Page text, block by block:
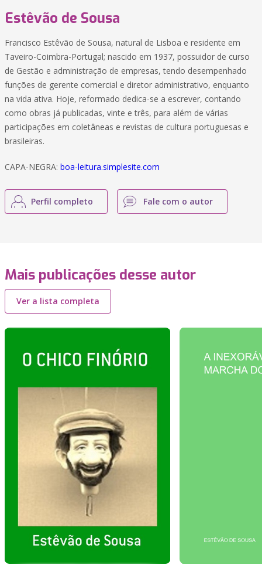
Estêvão de Sousa
Francisco Estêvão de Sousa, natural de Lisboa e residente em
Taveiro-Coimbra-Portugal; nascido em 1937, possuidor de curso
de Gestão e administração de empresas, tendo desempenhado
funções de gerente comercial e diretor administrativo, enquanto
na vida ativa. Hoje, reformado dedica-se a escrever, contando
como obras já publicadas, vinte e três, para além de várias
participações em coletâneas e revistas de cultura portuguesas e
brasileiras.
CAPA-NEGRA: boa-leitura.simplesite.com
Perfil completo Fale com o autor
Mais publicações desse autor
Ver a lista completa